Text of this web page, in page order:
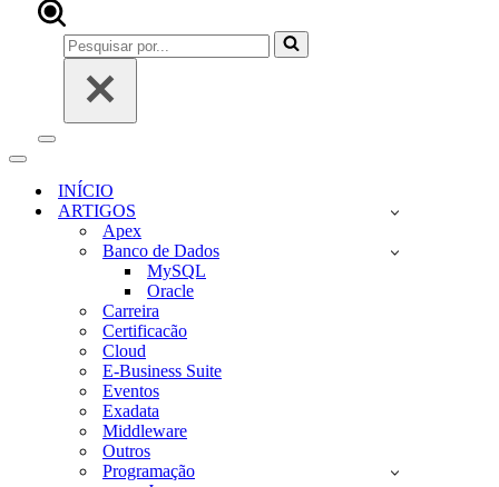
Pesquisar
por...
Menu
navegação
Menu
navegaçãoINÍCIO
ARTIGOS
Apex
Banco de Dados
MySQL
Oracle
Carreira
Certificacão
Cloud
E-Business Suite
Eventos
Exadata
Middleware
Outros
Programação